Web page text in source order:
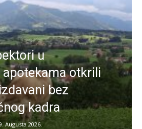
u
otkrili
bez
kadra
Augusta 2026.